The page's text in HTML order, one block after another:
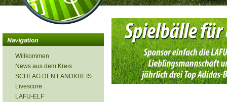
Willkommen
News aus dem Kreis
SCHLAG DEN LANDKREIS
Livescore
LAFU-ELF